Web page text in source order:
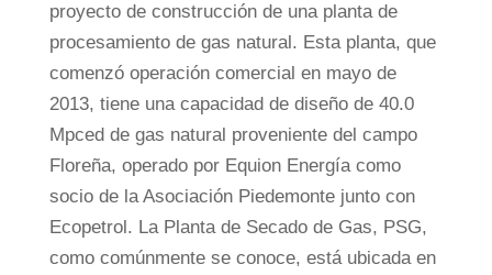
proyecto de construcción de una planta de
procesamiento de gas natural. Esta planta, que
comenzó operación comercial en mayo de
2013, tiene una capacidad de diseño de 40.0
Mpced de gas natural proveniente del campo
Floreña, operado por Equion Energía como
socio de la Asociación Piedemonte junto con
Ecopetrol. La Planta de Secado de Gas, PSG,
como comúnmente se conoce, está ubicada en